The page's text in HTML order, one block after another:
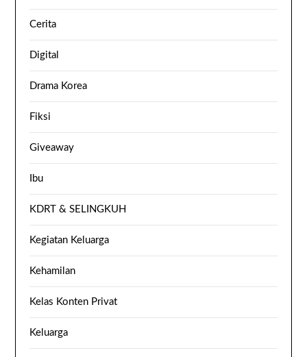
Cerita
Digital
Drama Korea
Fiksi
Giveaway
Ibu
KDRT & SELINGKUH
Kegiatan Keluarga
Kehamilan
Kelas Konten Privat
Keluarga